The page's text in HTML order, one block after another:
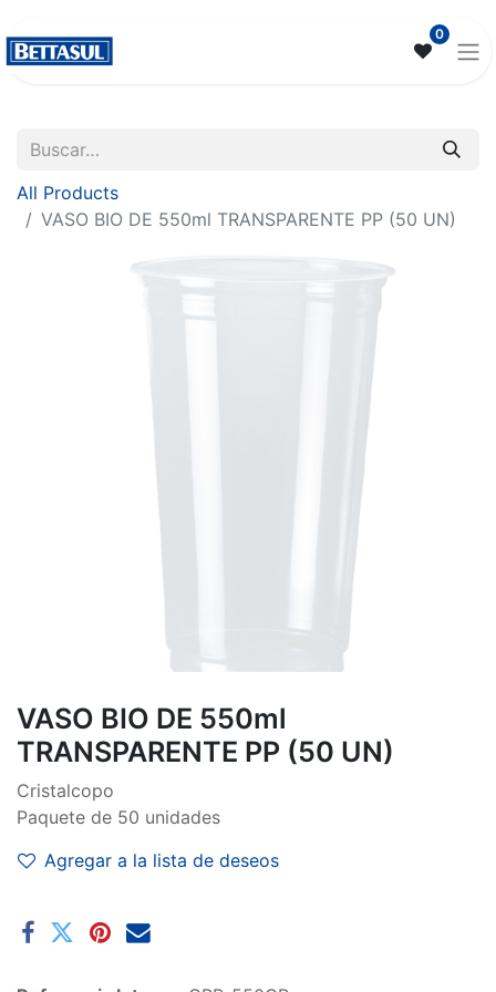
0
All Products
VASO BIO DE 550ml TRANSPARENTE PP (50 UN)
VASO BIO DE 550ml
TRANSPARENTE PP (50 UN)
Cristalcopo
Paquete de 50 unidades
Agregar a la lista de deseos